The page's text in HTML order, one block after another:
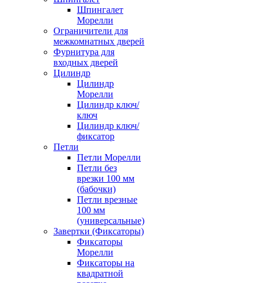
Шпингалет
Морелли
Ограничители для
межкомнатных дверей
Фурнитура для
входных дверей
Цилиндр
Цилиндр
Морелли
Цилиндр ключ/
ключ
Цилиндр ключ/
фиксатор
Петли
Петли Морелли
Петли без
врезки 100 мм
(бабочки)
Петли врезные
100 мм
(универсальные)
Завертки (Фиксаторы)
Фиксаторы
Морелли
Фиксаторы на
квадратной